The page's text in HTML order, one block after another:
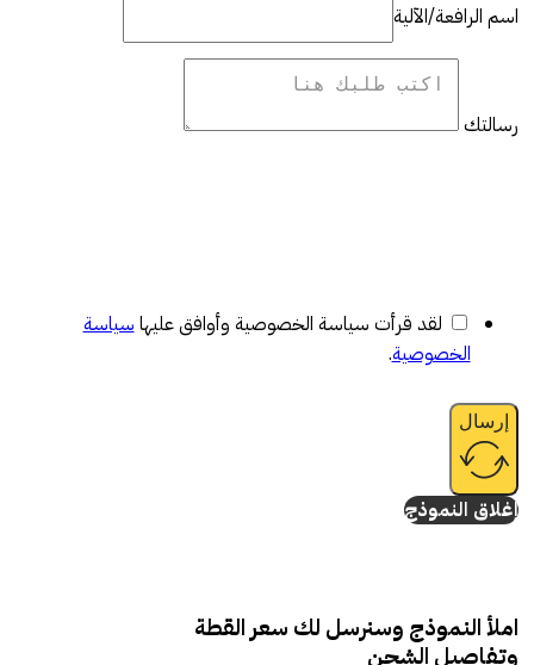
اسم الرافعة/الآلية
رسالتك
لقد قرأت سياسة الخصوصية وأوافق عليها سياسة
الخصوصية.
إرسال
إغلاق النموذج
املأ النموذج وسنرسل لك سعر القطة
وتفاصيل الشحن